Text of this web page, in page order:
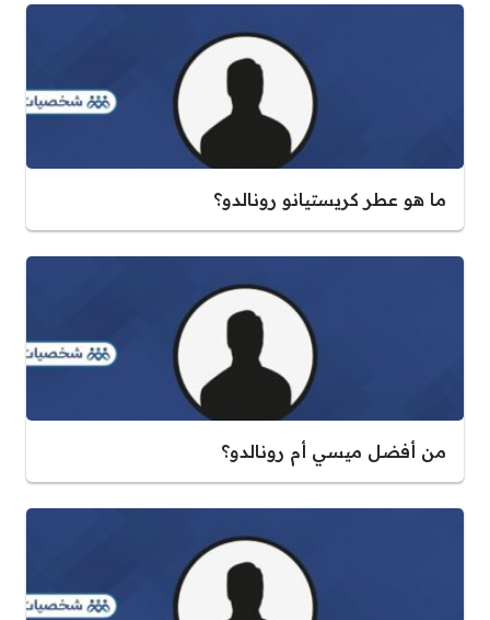
ما هو عطر كريستيانو رونالدو؟
من أفضل ميسي أم رونالدو؟